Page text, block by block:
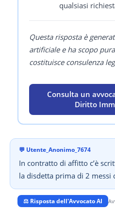
qualsiasi
Questa risposta è
artificiale e ha scopo
costituisce consulenza
Consulta un
Diritto
💬 Utente_Anonimo_7674
In contratto di affitto c’è
la disdetta prima di 2 messi
⚖️ Risposta dell'Avvocato AI